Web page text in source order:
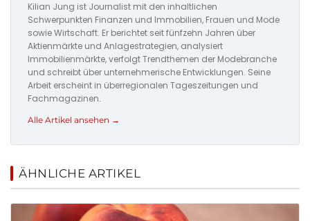
Kilian Jung ist Journalist mit den inhaltlichen
Schwerpunkten Finanzen und Immobilien, Frauen und Mode
sowie Wirtschaft. Er berichtet seit fünfzehn Jahren über
Aktienmärkte und Anlagestrategien, analysiert
Immobilienmärkte, verfolgt Trendthemen der Modebranche
und schreibt über unternehmerische Entwicklungen. Seine
Arbeit erscheint in überregionalen Tageszeitungen und
Fachmagazinen.
Alle Artikel ansehen →
ÄHNLICHE ARTIKEL